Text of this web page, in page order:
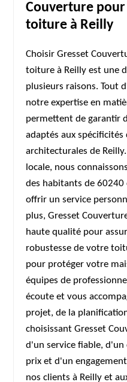
Couverture
toiture à Reilly
Choisir Gresset
toiture à Reilly est une
plusieurs raisons. Tout
notre expertise en
permettent de garantir
adaptés aux
architecturales de
locale, nous
des habitants de 60240
offrir un service
plus, Gresset
haute qualité pour
robustesse de votre
pour protéger votre
équipes de
écoute et vous
projet, de la
choisissant Gresset
d'un service fiable,
prix et d'un
nos clients à Reilly et